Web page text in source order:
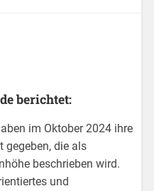
berichtet:
im Oktober 2024 ihre
gegeben, die als
beschrieben wird.
und